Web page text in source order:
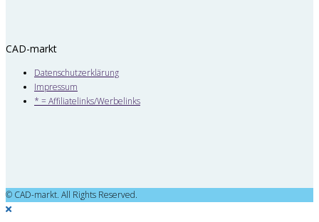
CAD-markt
Datenschutzerklärung
Impressum
* = Affiliatelinks/Werbelinks
© CAD-markt. All Rights Reserved.